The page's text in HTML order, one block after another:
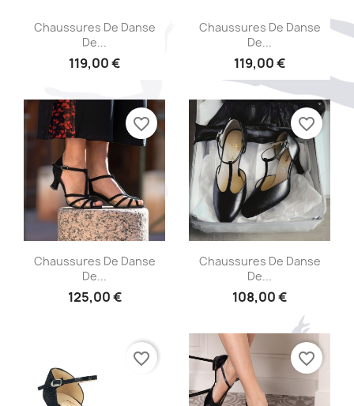
Aperçu rapide
Chaussures De Danse
De...
119,00 €
Aperçu rapide
Chaussures De Danse
De...
119,00 €
Aperçu rapide
Chaussures De Danse
De...
125,00 €
favorite_border
Aperçu rapide
Chaussures De Danse
De...
108,00 €
favorite_border
favorite_border favorite_border